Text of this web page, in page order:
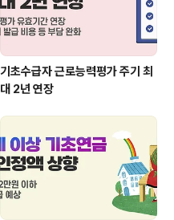
기초수급자 근로능력평가 주기 최
대 2년 연장